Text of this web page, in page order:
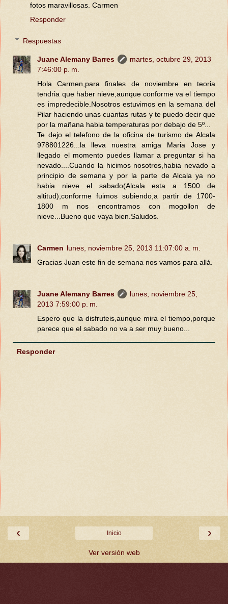
fotos maravillosas. Carmen
Responder
Respuestas
Juane Alemany Barres
martes, octubre 29, 2013
7:46:00 p. m.
Hola Carmen,para finales de noviembre en teoria
tendria que haber nieve,aunque conforme va el tiempo
es impredecible.Nosotros estuvimos en la semana del
Pilar haciendo unas cuantas rutas y te puedo decir que
por la mañana habia temperaturas por debajo de 5º...
Te dejo el telefono de la oficina de turismo de Alcala
978801226...la lleva nuestra amiga Maria Jose y
llegado el momento puedes llamar a preguntar si ha
nevado....Cuando la hicimos nosotros,habia nevado a
principio de semana y por la parte de Alcala ya no
habia nieve el sabado(Alcala esta a 1500 de
altitud),conforme fuimos subiendo,a partir de 1700-
1800 m nos encontramos con mogollon de
nieve...Bueno que vaya bien.Saludos.
Carmen lunes, noviembre 25, 2013 11:07:00 a. m.
Gracias Juan este fin de semana nos vamos para allá.
Juane Alemany Barres
lunes, noviembre 25,
2013 7:59:00 p. m.
Espero que la disfruteis,aunque mira el tiempo,porque
parece que el sabado no va a ser muy bueno...
Responder
‹ ›
Inicio
Ver versión web